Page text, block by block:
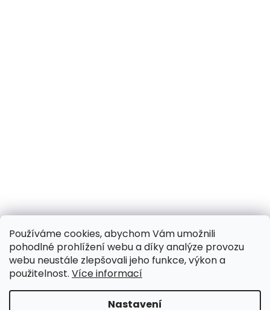
Používáme cookies, abychom Vám umožnili
pohodlné prohlížení webu a díky analýze provozu
webu neustále zlepšovali jeho funkce, výkon a
použitelnost. Více informací
Nastavení